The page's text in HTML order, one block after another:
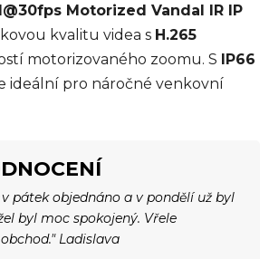
Motorized Vandal IR IP
kvalitu videa s H.265
motorizovaného zoomu. S IP66
ideální pro náročné venkovní
pátek objednáno a v pondělí už byl
byl moc spokojený. Vřele
Ladislava